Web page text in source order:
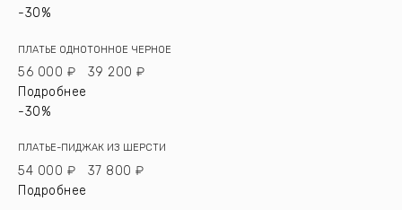
-30%
ПЛАТЬЕ ОДНОТОННОЕ ЧЕРНОЕ
56 000 ₽
39 200 ₽
Подробнее
-30%
ПЛАТЬЕ-ПИДЖАК ИЗ ШЕРСТИ
54 000 ₽
37 800 ₽
Подробнее